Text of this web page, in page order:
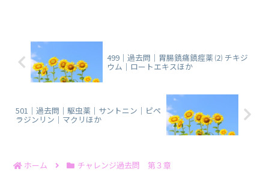
499｜過去問｜胃腸鎮痛鎮痙薬 ⑵ チキジ
ウム｜ロートエキスほか
501｜過去問｜駆虫薬｜サントニン｜ピペ
ラジンリン｜マクリほか
ホーム チャレンジ過去問 第３章